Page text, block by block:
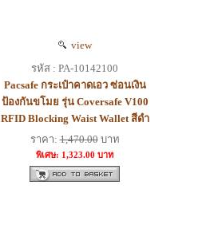
view
รหัส : PA-10142100
Pacsafe กระเป๋าคาดเอว ซ่อนเงิน
ป้องกันขโมย รุ่น Coversafe V100
RFID Blocking Waist Wallet สีดำ
ราคา:1,470.00บาท
พิเศษ: 1,323.00 บาท